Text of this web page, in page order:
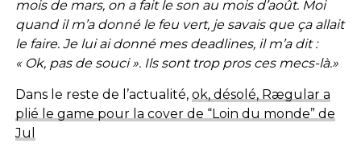
mois de mars, on a fait le son au mois d’août. Moi
quand il m’a donné le feu vert, je savais que ça allait
le faire. Je lui ai donné mes deadlines, il m’a dit :
« Ok, pas de souci ». Ils sont trop pros ces mecs-là.»
Dans le reste de l’actualité, ok, désolé, Rægular a
plié le game pour la cover de “Loin du monde” de
Jul